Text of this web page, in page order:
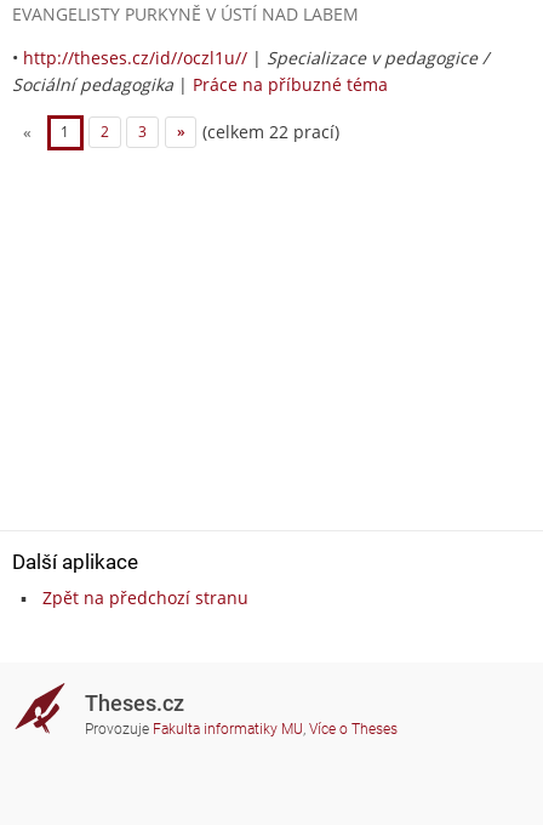
EVANGELISTY PURKYNĚ V ÚSTÍ NAD LABEM
• http://theses.cz/id//oczl1u// | Specializace v pedagogice /
Sociální pedagogika | Práce na příbuzné téma
« 1 2 3 » (celkem 22 prací)
Další aplikace
Zpět na předchozí stranu
Theses.cz
Provozuje Fakulta informatiky MU, Více o Theses